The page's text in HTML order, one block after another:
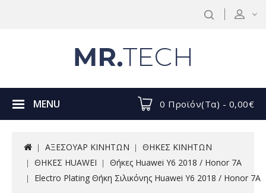
0 Προϊόν(τα) - 0,00€
MENU
ΑΞΕΣΟΥΑΡ ΚΙΝΗΤΩΝ
ΘΗΚΕΣ ΚΙΝΗΤΩΝ
ΘΗΚΕΣ HUAWEI
Θήκες Huawei Y6 2018 / Honor 7A
Electro Plating Θήκη Σιλικόνης Huawei Y6 2018 / Honor 7A